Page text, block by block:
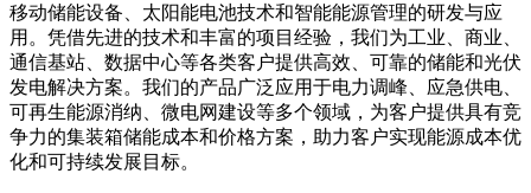
移动储能设备、太阳能电池技术和智能能源管理的研发与应
用。凭借先进的技术和丰富的项目经验，我们为工业、商业、
通信基站、数据中心等各类客户提供高效、可靠的储能和光伏
发电解决方案。我们的产品广泛应用于电力调峰、应急供电、
可再生能源消纳、微电网建设等多个领域，为客户提供具有竞
争力的集装箱储能成本和价格方案，助力客户实现能源成本优
化和可持续发展目标。